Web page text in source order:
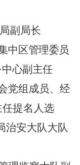
副局长
中区管理委员
心副主任
党组成员、经
提名人选
治安大队大队